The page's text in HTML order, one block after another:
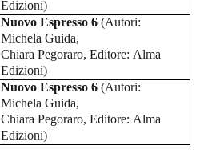
Edizioni)
Nuovo Espresso 6(Autori:
Michela Guida,
Chiara Pegoraro,Editore: Alma
Edizioni)
Nuovo Espresso 6(Autori:
Michela Guida,
Chiara Pegoraro,Editore: Alma
Edizioni)